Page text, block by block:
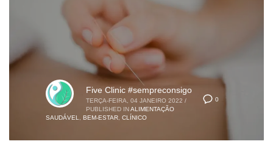
0
Five Clinic #sempreconsigo
TERÇA-FEIRA, 04 JANEIRO 2022 /
PUBLISHED INALIMENTAÇÃO
SAUDÁVEL
BEM-ESTAR CLÍNICO